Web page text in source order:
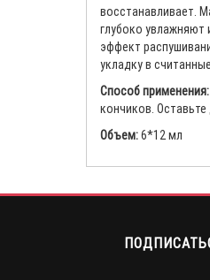
восстанавливает.
глубоко
эффект
укладку в
Способ применения:
кончиков.
Объем:6*12 мл